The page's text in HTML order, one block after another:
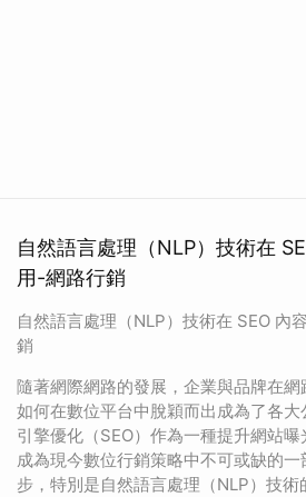
自然語言處理（NLP）技術在
用-網路行銷
自然語言處理（NLP）技術在 SEO 內
銷
隨著網際網路的發展，企業與品牌在網
如何在數位平台中脫穎而出成為了各
引擎優化（SEO）作為一種提升網站
成為現今數位行銷策略中不可或缺的
步，特別是自然語言處理（NLP）技術